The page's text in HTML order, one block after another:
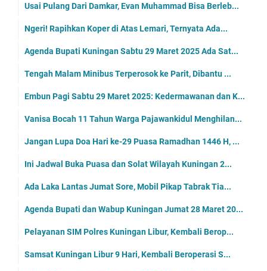
Usai Pulang Dari Damkar, Evan Muhammad Bisa Berleb...
Ngeri! Rapihkan Koper di Atas Lemari, Ternyata Ada...
Agenda Bupati Kuningan Sabtu 29 Maret 2025 Ada Sat...
Tengah Malam Minibus Terperosok ke Parit, Dibantu ...
Embun Pagi Sabtu 29 Maret 2025: Kedermawanan dan K...
Vanisa Bocah 11 Tahun Warga Pajawankidul Menghilan...
Jangan Lupa Doa Hari ke-29 Puasa Ramadhan 1446 H, ...
Ini Jadwal Buka Puasa dan Solat Wilayah Kuningan 2...
Ada Laka Lantas Jumat Sore, Mobil Pikap Tabrak Tia...
Agenda Bupati dan Wabup Kuningan Jumat 28 Maret 20...
Pelayanan SIM Polres Kuningan Libur, Kembali Berop...
Samsat Kuningan Libur 9 Hari, Kembali Beroperasi S...